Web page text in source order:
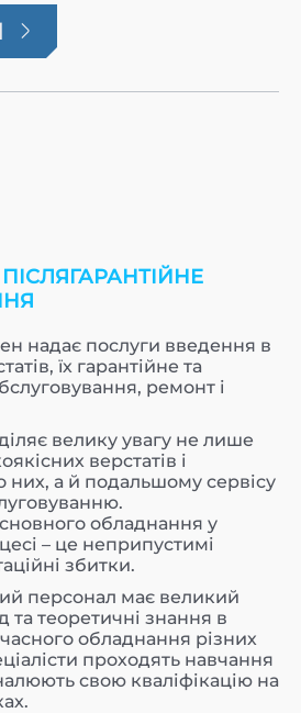
надає послуги введення в
їх гарантійне та
ремонт і
велику увагу не лише
верстатів і
а й подальшому сервісу
обладнання у
– це неприпустимі
збитки.
персонал має великий
та теоретичні знання в
обладнання різних
проходять навчання
свою кваліфікацію на